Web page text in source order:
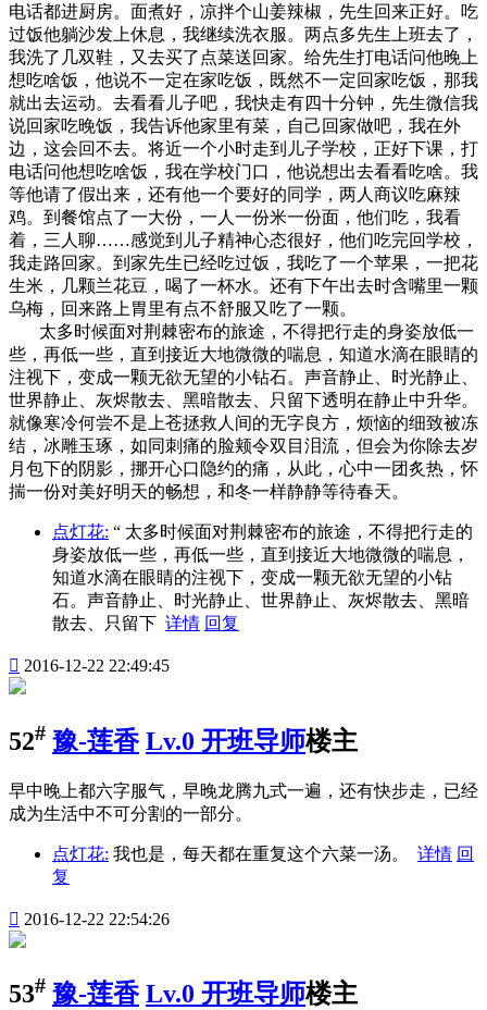
电话都进厨房。面煮好，凉拌个山姜辣椒，先生回来正好。吃
过饭他躺沙发上休息，我继续洗衣服。两点多先生上班去了，
我洗了几双鞋，又去买了点菜送回家。给先生打电话问他晚上
想吃啥饭，他说不一定在家吃饭，既然不一定回家吃饭，那我
就出去运动。去看看儿子吧，我快走有四十分钟，先生微信我
说回家吃晚饭，我告诉他家里有菜，自己回家做吧，我在外
边，这会回不去。将近一个小时走到儿子学校，正好下课，打
电话问他想吃啥饭，我在学校门口，他说想出去看看吃啥。我
等他请了假出来，还有他一个要好的同学，两人商议吃麻辣
鸡。到餐馆点了一大份，一人一份米一份面，他们吃，我看
着，三人聊……感觉到儿子精神心态很好，他们吃完回学校，
我走路回家。到家先生已经吃过饭，我吃了一个苹果，一把花
生米，几颗兰花豆，喝了一杯水。还有下午出去时含嘴里一颗
乌梅，回来路上胃里有点不舒服又吃了一颗。
太多时候面对荆棘密布的旅途，不得把行走的身姿放低一
些，再低一些，直到接近大地微微的喘息，知道水滴在眼睛的
注视下，变成一颗无欲无望的小钻石。声音静止、时光静止、
世界静止、灰烬散去、黑暗散去、只留下透明在静止中升华。
就像寒冷何尝不是上苍拯救人间的无字良方，烦恼的细致被冻
结，冰雕玉琢，如同刺痛的脸颊令双目泪流，但会为你除去岁
月包下的阴影，挪开心口隐约的痛，从此，心中一团炙热，怀
揣一份对美好明天的畅想，和冬一样静静等待春天。
点灯花: “ 太多时候面对荆棘密布的旅途，不得把行走的
身姿放低一些，再低一些，直到接近大地微微的喘息，
知道水滴在眼睛的注视下，变成一颗无欲无望的小钻
石。声音静止、时光静止、世界静止、灰烬散去、黑暗
散去、只留下 详情 回复
 2016-12-22 22:49:45
52# 豫-莲香 Lv.0 开班导师楼主
早中晚上都六字服气，早晚龙腾九式一遍，还有快步走，已经
成为生活中不可分割的一部分。
点灯花: 我也是，每天都在重复这个六菜一汤。 详情 回
复
 2016-12-22 22:54:26
53# 豫-莲香 Lv.0 开班导师楼主